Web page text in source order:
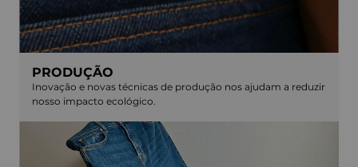
PRODUÇÃO
Inovação e novas técnicas de produção nos ajudam a reduzir
nosso impacto ecológico.